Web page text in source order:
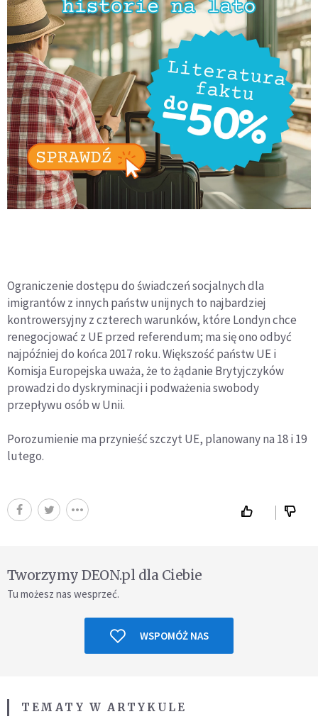
Ograniczenie dostępu do świadczeń socjalnych dla
imigrantów z innych państw unijnych to najbardziej
kontrowersyjny z czterech warunków, które Londyn chce
renegocjować z UE przed referendum; ma się ono odbyć
najpóźniej do końca 2017 roku. Większość państw UE i
Komisja Europejska uważa, że to żądanie Brytyjczyków
prowadzi do dyskryminacji i podważenia swobody
przepływu osób w Unii.
Porozumienie ma przynieść szczyt UE, planowany na 18 i 19
lutego.
Tworzymy DEON.pl dla Ciebie
Tu możesz nas wesprzeć.
WSPOMÓŻ NAS
TEMATY W ARTYKULE